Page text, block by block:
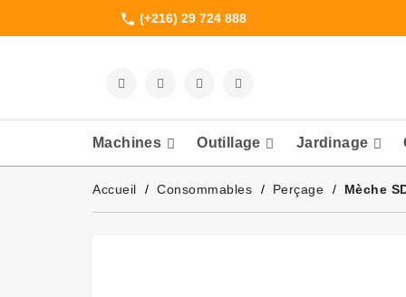
phone (+216) 29 724 888
Machines Outillage Jardinage
Accueil Consommables Perçage Mèche